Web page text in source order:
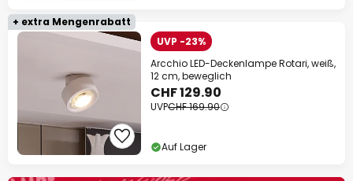
+ extra Mengenrabatt
UVP -23%
Arcchio LED-Deckenlampe Rotari, weiß,
12 cm, beweglich
CHF 129.90
UVPCHF 169.90
Auf Lager